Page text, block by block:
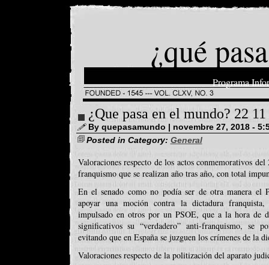
¿qué
Programa
¿Que pasa en el mundo? 22
By quepasamundo | novembre 27, 2018 -
Posted in Category: General
Valoraciones respecto de los actos conmemorativos
franquismo que se realizan año tras año, con total
En el senado como no podía ser de otra manera el
apoyar una moción contra la dictadura
impulsado en otros por un PSOE, que a la hora de
significativos su “verdadero” anti-franquismo, se
evitando que en España se juzguen los crímenes de la
Valoraciones respecto de la politización del aparato